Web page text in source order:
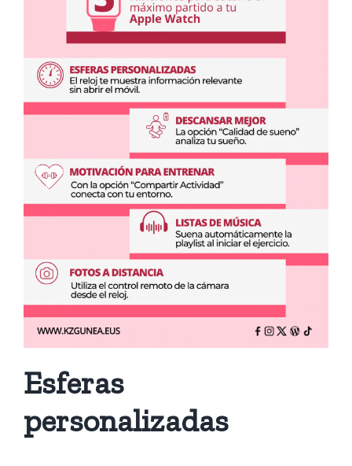
Esferas
personalizadas